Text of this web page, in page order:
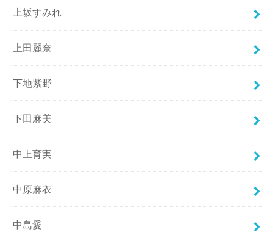
上坂すみれ
上田麗奈
下地紫野
下田麻美
中上育実
中原麻衣
中島愛